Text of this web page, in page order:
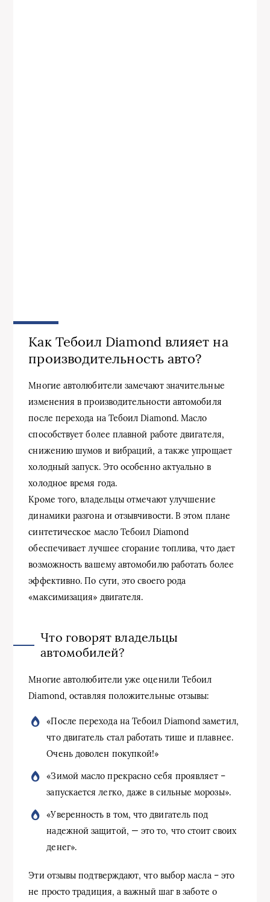
Как Тебоил Diamond влияет на
производительность авто?
Многие автолюбители замечают значительные
изменения в производительности автомобиля
после перехода на Тебоил Diamond. Масло
способствует более плавной работе двигателя,
снижению шумов и вибраций, а также упрощает
холодный запуск. Это особенно актуально в
холодное время года.
Кроме того, владельцы отмечают улучшение
динамики разгона и отзывчивости. В этом плане
синтетическое масло Тебоил Diamond
обеспечивает лучшее сгорание топлива, что дает
возможность вашему автомобилю работать более
эффективно. По сути, это своего рода
«максимизация» двигателя.
Что говорят владельцы
автомобилей?
Многие автолюбители уже оценили Тебоил
Diamond, оставляя положительные отзывы:
«После перехода на Тебоил Diamond заметил,
что двигатель стал работать тише и плавнее.
Очень доволен покупкой!»
«Зимой масло прекрасно себя проявляет –
запускается легко, даже в сильные морозы».
«Уверенность в том, что двигатель под
надежной защитой, — это то, что стоит своих
денег».
Эти отзывы подтверждают, что выбор масла – это
не просто традиция, а важный шаг в заботе о